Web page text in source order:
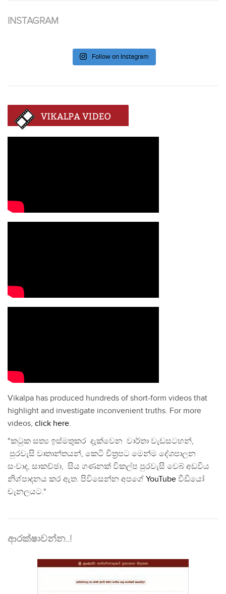
INSTAGRAM
Follow on Instagram
Vikalpa has produced hundreds of short-form videos that
highlight and investigate inconvenient truths. For more
videos, click here.
"කටුක සත්‍ය ඉස්මතුකර දැක්වෙන වාර්තා වැඩසටහන්,
පුරවැසි වෘතාන්තයන්, කෙටි චිත්‍රපට මෙන්ම දේශපාලන
සංවාද, සාකච්ඡා, සිය ගණනක් විකල්ප පුරවැසි වෙබ් අඩවිය
නිශ්පාදනය කර ඇත. පිවිසෙන්න අපගේ YouTube වීඩියෝ
චැනලයට."
ආරක්ෂාවන්න..!